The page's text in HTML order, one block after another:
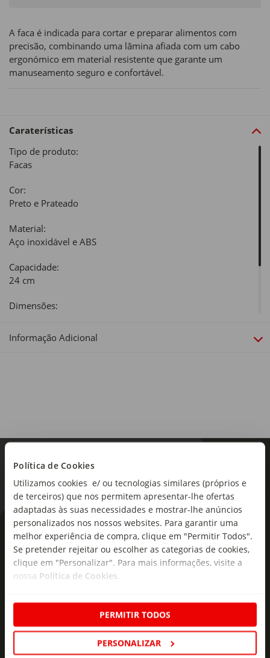
Política de Cookies
Utilizamos cookies e/ ou tecnologias similares (próprios e
de terceiros) que nos permitem apresentar-lhe ofertas
adaptadas às suas necessidades e mostrar-lhe anúncios
personalizados nos nossos websites. Para garantir uma
melhor experiência de compra, clique em "Permitir Todos".
Se pretender rejeitar ou escolher as categorias de cookies,
clique em "Personalizar". Para mais informações, visite a
nossa Política de Cookies.
PERMITIR TODOS
PERSONALIZAR
A faca é indicada para cortar e preparar alimentos com
precisão, combinando uma lâmina afiada com um cabo
ergonómico em material resistente que garante um
manuseamento seguro e confortável.
Caraterísticas
Tipo de produto:
Facas
Cor:
Preto e Prateado
Material:
Aço inoxidável e ABS
Capacidade:
24 cm
Dimensões:
Sortido:
Informação Adicional
As novidades mais frescas no
seu e-mail!
Subscreva e descubra campanhas exclusivas,
mail
Subscrever